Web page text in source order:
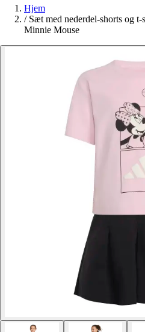
Hjem
/ Sæt med nederdel-shorts og
Minnie Mouse